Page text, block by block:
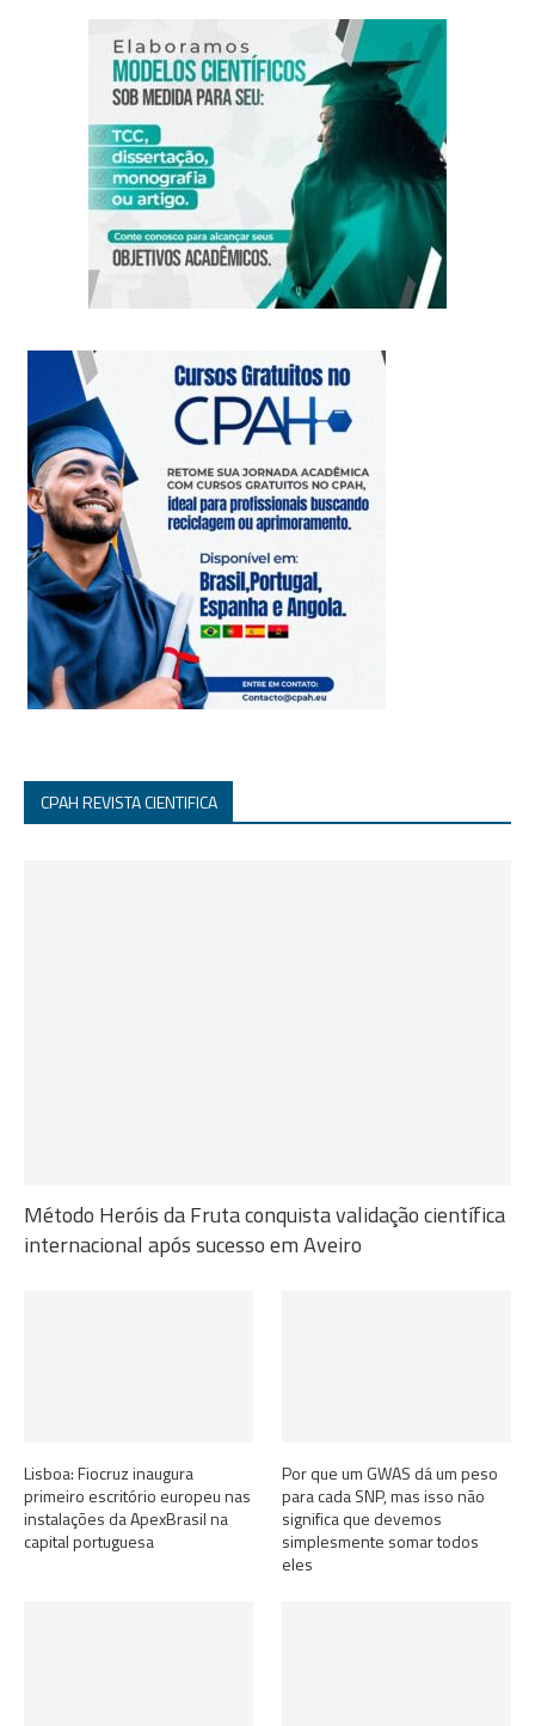
CPAH REVISTA CIENTIFICA
Método Heróis da Fruta conquista validação científica
internacional após sucesso em Aveiro
Lisboa: Fiocruz inaugura
primeiro escritório europeu nas
instalações da ApexBrasil na
capital portuguesa
Por que um GWAS dá um peso
para cada SNP, mas isso não
significa que devemos
simplesmente somar todos
eles